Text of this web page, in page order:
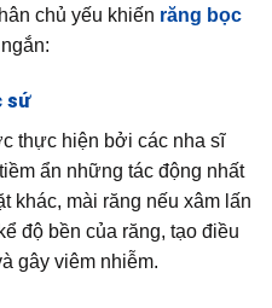
chủ yếu khiến răng bọc
sứ
thực hiện bởi các nha sĩ
ẩn những tác động nhất
khác, mài răng nếu xâm lấn
độ bền của răng, tạo điều
gây viêm nhiễm.